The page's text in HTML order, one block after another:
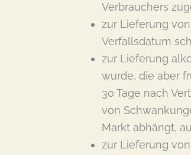
Verbrauchers
zur Lieferung
Verfallsdatum
zur Lieferung
wurde, die aber
30 Tage nach
von
Markt abhängt,
zur Lieferung